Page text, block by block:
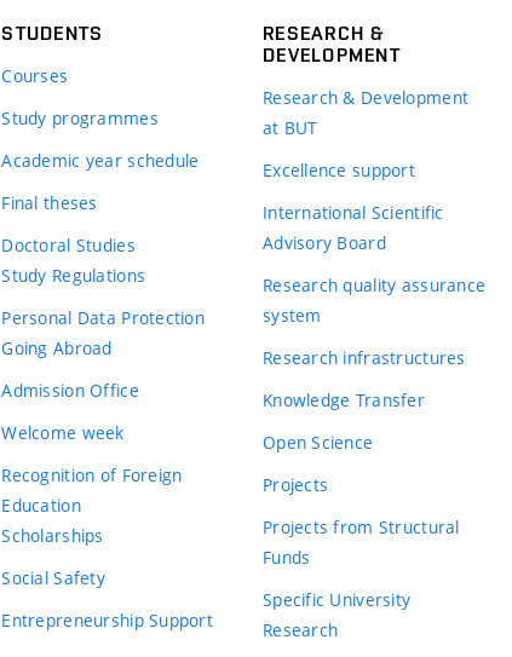
STUDENTS
Courses
Study programmes
Academic year schedule
Final theses
Doctoral Studies
Study Regulations
Personal Data Protection
Going Abroad
Admission Office
Welcome week
Recognition of Foreign
Education
Scholarships
Social Safety
Entrepreneurship Support
RESEARCH &
DEVELOPMENT
Research & Development
at BUT
Excellence support
International Scientific
Advisory Board
Research quality assurance
system
Research infrastructures
Knowledge Transfer
Open Science
Projects
Projects from Structural
Funds
Specific University
Research